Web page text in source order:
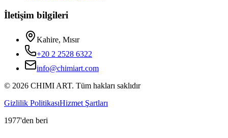
İletişim bilgileri
Kahire, Mısır
+20 2 2528 6322
info@chimiart.com
© 2026 CHIMI ART. Tüm hakları saklıdır
Gizlilik PolitikasıHizmet Şartları
1977'den beri